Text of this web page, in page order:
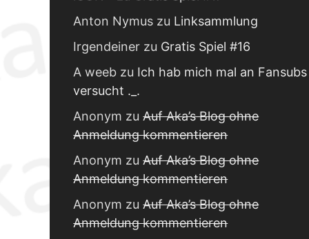
Anton Nymus zu Linksammlung
Irgendeiner zu Gratis Spiel #16
A weeb zu Ich hab mich mal an Fansubs
versucht ._.
Anonym zuAuf Aka’s Blog ohne
Anmeldung kommentieren
Anonym zuAuf Aka’s Blog ohne
Anmeldung kommentieren
Anonym zuAuf Aka’s Blog ohne
Anmeldung kommentieren